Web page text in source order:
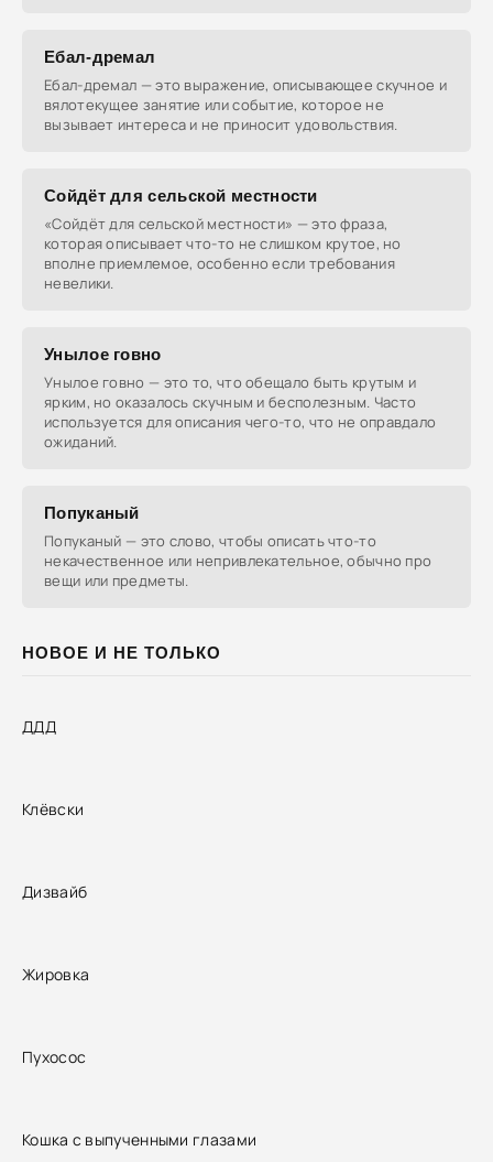
НОВОЕ И НЕ ТОЛЬКО
ДДД
Клёвски
Дизвайб
Жировка
Пухосос
Кошка с выпученными глазами
Ебал-дремал
Ебал-дремал — это выражение, описывающее скучное и
вялотекущее занятие или событие, которое не
вызывает интереса и не приносит удовольствия.
Сойдёт для сельской местности
«Сойдёт для сельской местности» — это фраза,
которая описывает что-то не слишком крутое, но
вполне приемлемое, особенно если требования
невелики.
Унылое говно
Унылое говно — это то, что обещало быть крутым и
ярким, но оказалось скучным и бесполезным. Часто
используется для описания чего-то, что не оправдало
ожиданий.
Попуканый
Попуканый — это слово, чтобы описать что-то
некачественное или непривлекательное, обычно про
вещи или предметы.